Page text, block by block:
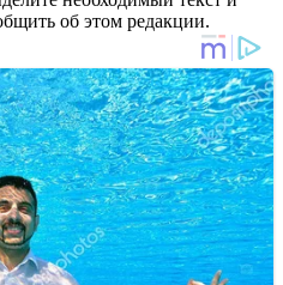
об этом редакции.